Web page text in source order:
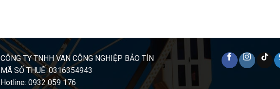
CÔNG TY TNHH VAN CÔNG NGHIỆP BẢO TÍN
MÃ SỐ THUẾ: 0316354943
Hotline: 0932 059 176